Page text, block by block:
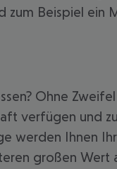
Beispiel ein
Ohne
verfügen und
werden Ihnen
großen